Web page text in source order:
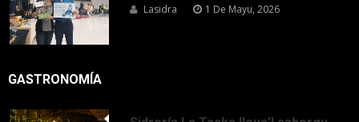
Lasidra 1 De Mayu, 2026
GASTRONOMÍA